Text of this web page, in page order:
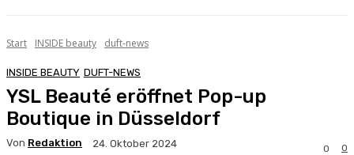
Start INSIDE beauty duft-news
INSIDE BEAUTY DUFT-NEWS
YSL Beauté eröffnet Pop-up
Boutique in Düsseldorf
Von Redaktion 24. Oktober 2024 0
0